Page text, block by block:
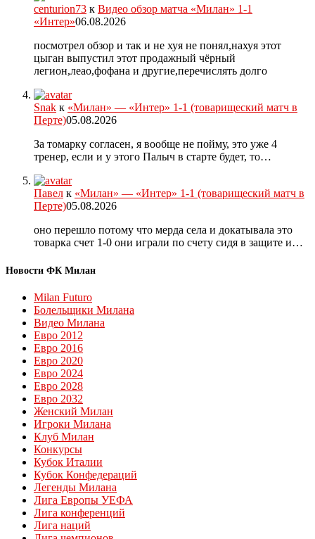
centurion73 к Видео обзор матча «Милан» 1-1
«Интер»06.08.2026
посмотрел обзор и так и не хуя не понял,нахуя этот
цыган выпустил этот продажный чёрный
легион,леао,фофана и другие,перечислять долго
Snak к «Милан» — «Интер» 1-1 (товарищеский матч в
Перте)05.08.2026
За томарку согласен, я вообще не пойму, это уже 4
тренер, если и у этого Палыч в старте будет, то…
Павел к «Милан» — «Интер» 1-1 (товарищеский матч в
Перте)05.08.2026
оно перешло потому что мерда села и докатывала это
товарка счет 1-0 они играли по счету сидя в защите и…
Новости ФК Милан
Milan Futuro
Болельщики Милана
Видео Милана
Евро 2012
Евро 2016
Евро 2020
Евро 2024
Евро 2028
Евро 2032
Женский Милан
Игроки Милана
Клуб Милан
Конкурсы
Кубок Италии
Кубок Конфедераций
Легенды Милана
Лига Европы УЕФА
Лига конференций
Лига наций